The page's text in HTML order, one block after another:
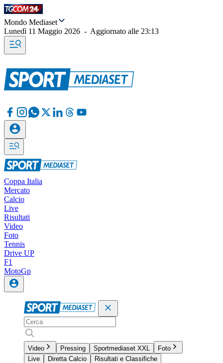
Mondo Mediaset
Lunedì 11 Maggio 2026 - Aggiornato alle 23:13
Coppa Italia
Mercato
Calcio
Live
Risultati
Video
Foto
Tennis
Drive UP
F1
MotoGp
Video Pressing Sportmediaset XXL
Foto
Live
Diretta Calcio
Risultati e Classifiche